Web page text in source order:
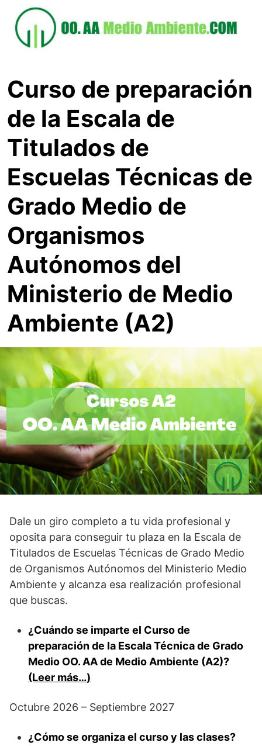
contenido
Curso de preparación
de la Escala de
Titulados de
Escuelas Técnicas de
Grado Medio de
Organismos
Autónomos del
Ministerio de Medio
Ambiente (A2)
Dale un giro completo a tu vida profesional y
oposita para conseguir tu plaza en la Escala de
Titulados de Escuelas Técnicas de Grado Medio
de Organismos Autónomos del Ministerio Medio
Ambiente y alcanza esa realización profesional
que buscas.
¿Cuándo se imparte el Curso de
preparación de la Escala Técnica de Grado
Medio OO. AA de Medio Ambiente (A2)?
(Leer más…)
Octubre 2026 – Septiembre 2027
¿Cómo se organiza el curso y las clases?